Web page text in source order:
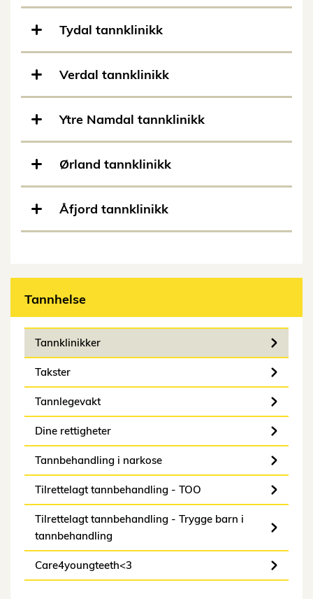
Tydal tannklinikk
Verdal tannklinikk
Ytre Namdal tannklinikk
Ørland tannklinikk
Åfjord tannklinikk
Tannhelse
Tannklinikker
Takster
Tannlegevakt
Dine rettigheter
Tannbehandling i narkose
Tilrettelagt tannbehandling - TOO
Tilrettelagt tannbehandling - Trygge barn i
tannbehandling
Care4youngteeth<3